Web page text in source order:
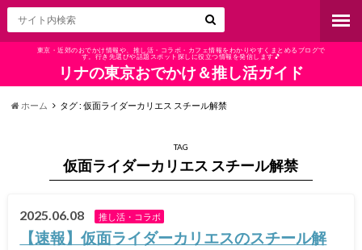
東京・近郊のおでかけ情報や、推し活・コラボ・カフェ情報をわかりやすくまとめるブログで
す。行き先選びや話題スポット探しに役立つ情報を発信します🎵
リナの東京おでかけ＆推し活ガイド
ホーム タグ : 仮面ライダーカリエス スチール解禁
TAG
仮面ライダーカリエス スチール解禁
2025.06.08 推し活・コラボ
【速報】仮面ライダーカリエスのスチール解